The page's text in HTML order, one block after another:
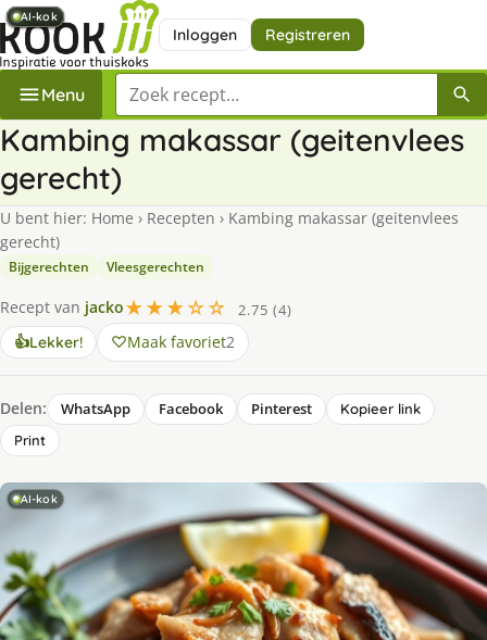
Inloggen Registreren
Menu Zoek een recept
Kambing makassar (geitenvlees
gerecht)
U bent hier: Home › Recepten › Kambing makassar (geitenvlees
gerecht)
Bijgerechten Vleesgerechten
Recept van jacko★★★☆☆
2.75 (4)
👍Lekker! Maak favoriet2
Delen: WhatsApp Facebook Pinterest
Kopieer link
Print
AI-kok
AI-kok
AI-kok
AI-kok
AI-kok
AI-kok
AI-kok
AI-kok
AI-kok